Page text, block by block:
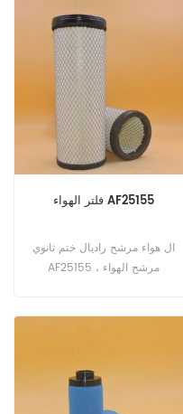
(6068H هندسة). 210G ؛
210GLC (6068HT مؤقت
هندسة). 2154D (6068H
المهندس) ليبهير R916 (D934S
المهندس). فيرمير BC1800XL
(دينار أردني 4045T هندسة).
فلتر الهواء AF25155
ال هواء مرشح راديال ختم ثانوي
AF25155 ، مرشح الهواء